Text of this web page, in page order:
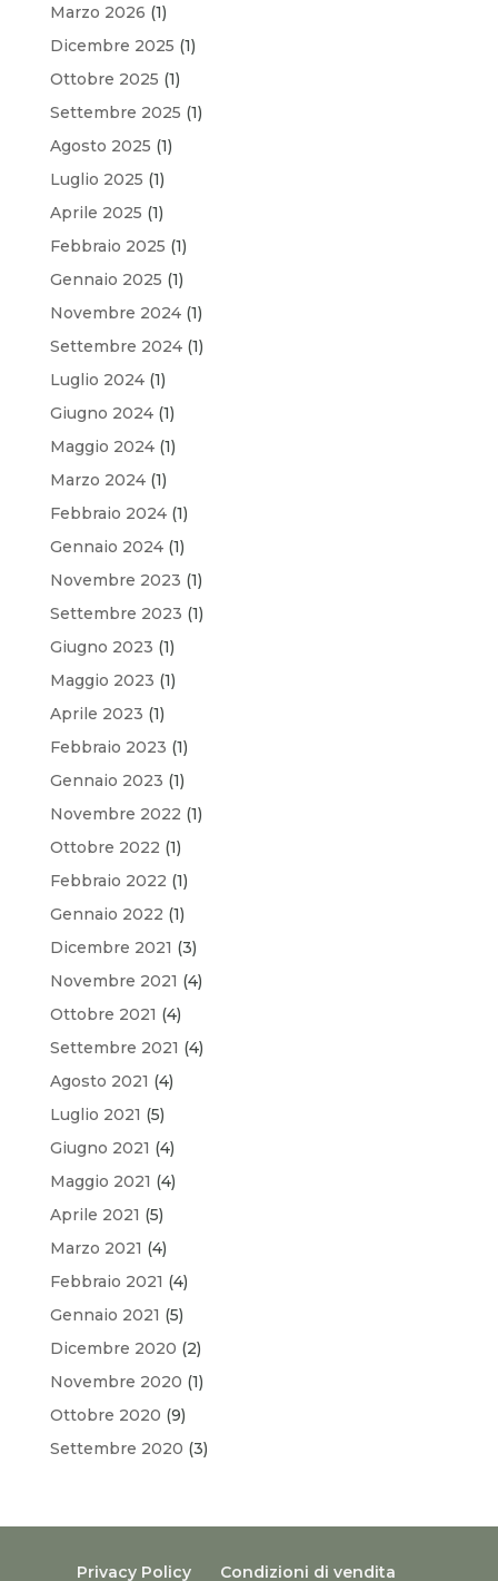
Marzo 2026 (1)
Dicembre 2025 (1)
Ottobre 2025 (1)
Settembre 2025 (1)
Agosto 2025 (1)
Luglio 2025 (1)
Aprile 2025 (1)
Febbraio 2025 (1)
Gennaio 2025 (1)
Novembre 2024(1)
Settembre 2024(1)
Luglio 2024(1)
Giugno 2024(1)
Maggio 2024(1)
Marzo 2024(1)
Febbraio 2024(1)
Gennaio 2024(1)
Novembre 2023 (1)
Settembre 2023 (1)
Giugno 2023 (1)
Maggio 2023 (1)
Aprile 2023 (1)
Febbraio 2023 (1)
Gennaio 2023 (1)
Novembre 2022 (1)
Ottobre 2022 (1)
Febbraio 2022 (1)
Gennaio 2022 (1)
Dicembre 2021 (3)
Novembre 2021 (4)
Ottobre 2021 (4)
Settembre 2021 (4)
Agosto 2021 (4)
Luglio 2021 (5)
Giugno 2021 (4)
Maggio 2021 (4)
Aprile 2021 (5)
Marzo 2021 (4)
Febbraio 2021 (4)
Gennaio 2021 (5)
Dicembre 2020 (2)
Novembre 2020 (1)
Ottobre 2020 (9)
Settembre 2020 (3)
Privacy Policy Condizioni di vendita